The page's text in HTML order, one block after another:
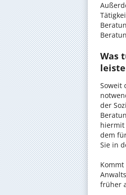
Was
Soweit
der
hiermit
dem
Sie in
früher